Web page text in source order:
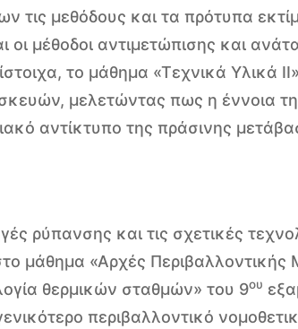
τις μεθόδους και τα πρότυπα
μέθοδοι αντιμετώπισης και
το μάθημα «Τεχνικά Υλικά
μελετώντας πως η έννοια
αντίκτυπο της πράσινης
ρύπανσης και τις σχετικές
μάθημα «Αρχές
θερμικών σταθμών» του 9ου
περιβαλλοντικό